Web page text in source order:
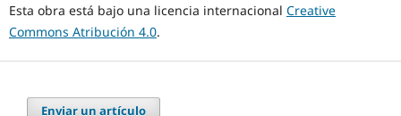
Esta obra está bajo una licencia internacional Creative
Commons Atribución 4.0.
Enviar un artículo